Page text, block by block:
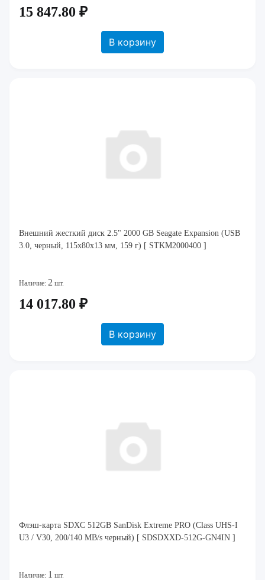
15 847.80 ₽
В корзину
Внешний жесткий диск 2.5" 2000 GB Seagate Expansion (USB
3.0, черный, 115x80x13 мм, 159 г) [ STKM2000400 ]
Наличие: 2 шт.
14 017.80 ₽
В корзину
Флэш-карта SDXC 512GB SanDisk Extreme PRO (Class UHS-I
U3 / V30, 200/140 MB/s черный) [ SDSDXXD-512G-GN4IN ]
Наличие: 1 шт.